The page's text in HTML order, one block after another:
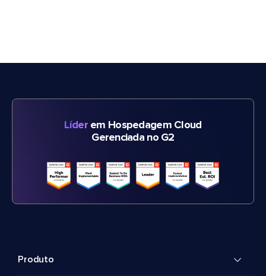
Líderem Hospedagem Cloud
Gerenciada no G2
Produto